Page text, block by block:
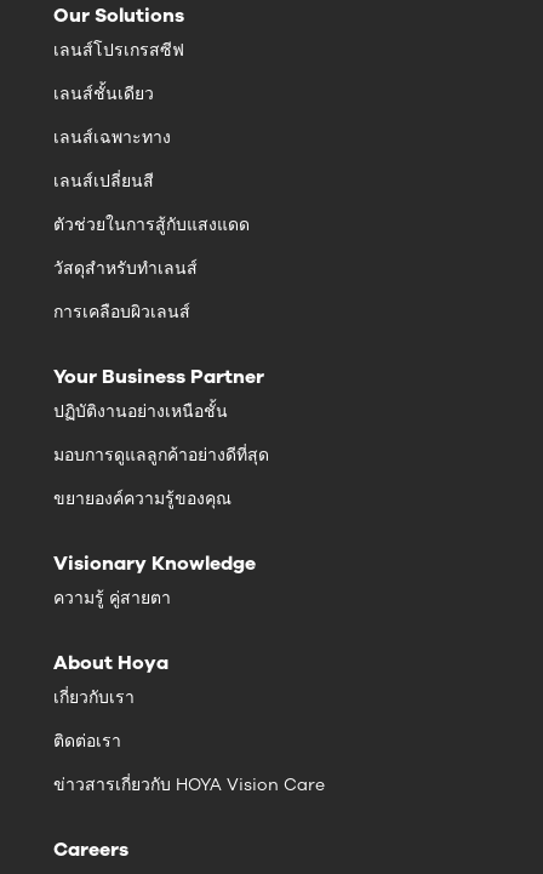
Our Solutions
เลนส์โปรเกรสซีฟ
เลนส์ชั้นเดียว
เลนส์เฉพาะทาง
เลนส์เปลี่ยนสี
ตัวช่วยในการสู้กับแสงแดด
วัสดุสำหรับทำเลนส์
การเคลือบผิวเลนส์
Your Business Partner
ปฏิบัติงานอย่างเหนือชั้น
มอบการดูแลลูกค้าอย่างดีที่สุด
ขยายองค์ความรู้ของคุณ
Visionary Knowledge
ความรู้ คู่สายตา
About Hoya
เกี่ยวกับเรา
ติดต่อเรา
ข่าวสารเกี่ยวกับ HOYA Vision Care
Careers